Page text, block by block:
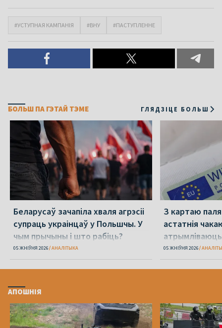
#УСТУПНАЯ КАМПАНІЯ #ВНУ #ПАСТУПЛЕННЕ
БОЛЬШ ПА ГЭТАЙ ТЭМЕ ГЛЯДЗІЦЕ БОЛЬШ
Беларусаў зачапіла хваля агрэсіі
супраць украінцаў у Польшчы. У
чым прычыны і што рабіць?
05 ЖНІЎНЯ 2026 АНАЛІТЫКА
З картаю
астатнія
атрымліваюць
05 ЖНІЎНЯ 2026
АПОШНІЯ